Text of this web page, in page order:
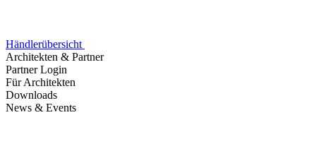
Händlerübersicht
Architekten & Partner
Partner Login
Für Architekten
Downloads
News & Events